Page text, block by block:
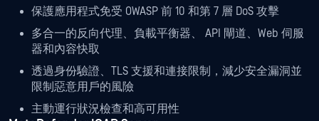
保護應用程式免受 OWASP 前 10 和第 7 層 DoS 攻擊
多合一的反向代理、負載平衡器、 API 閘道、Web 伺服
器和內容快取
透過身份驗證、TLS 支援和連接限制，減少安全漏洞並
限制惡意用戶的風險
主動運行狀況檢查和高可用性